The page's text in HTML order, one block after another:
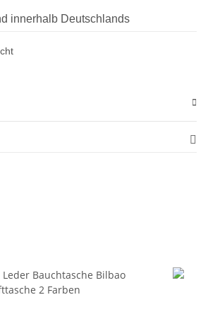
innerhalb Deutschlands